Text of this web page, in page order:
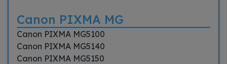
Canon PIXMA MG
Canon PIXMA MG5100
Canon PIXMA MG5140
Canon PIXMA MG5150